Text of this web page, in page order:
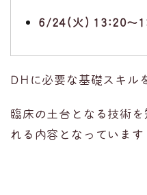
6/24(火) 13:20～
DHに必要な基礎スキル
臨床の土台となる技術
れる内容となっています